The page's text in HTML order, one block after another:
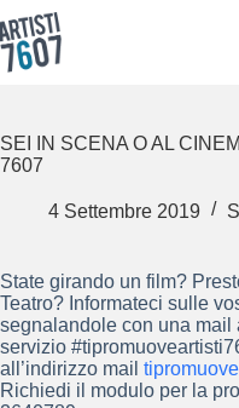
al
contenuto
SEI IN SCENA O AL
7607
4 Settembre 2019
State girando un film?
Teatro? Informateci sulle
segnalandole con una mail
servizio
all’indirizzo mail
Richiedi il modulo per la